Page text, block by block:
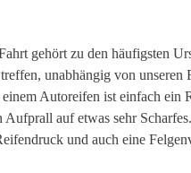
gehört zu den häufigsten
unabhängig von
Autoreifen ist einfach ein
auf etwas sehr
und auch eine